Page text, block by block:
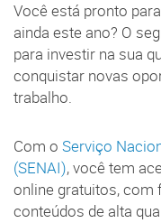
Você está pronto
ainda este ano? O
para investir na sua
conquistar novas
trabalho.
Com o Serviço
(SENAI), você tem
online gratuitos, com
conteúdos de alta